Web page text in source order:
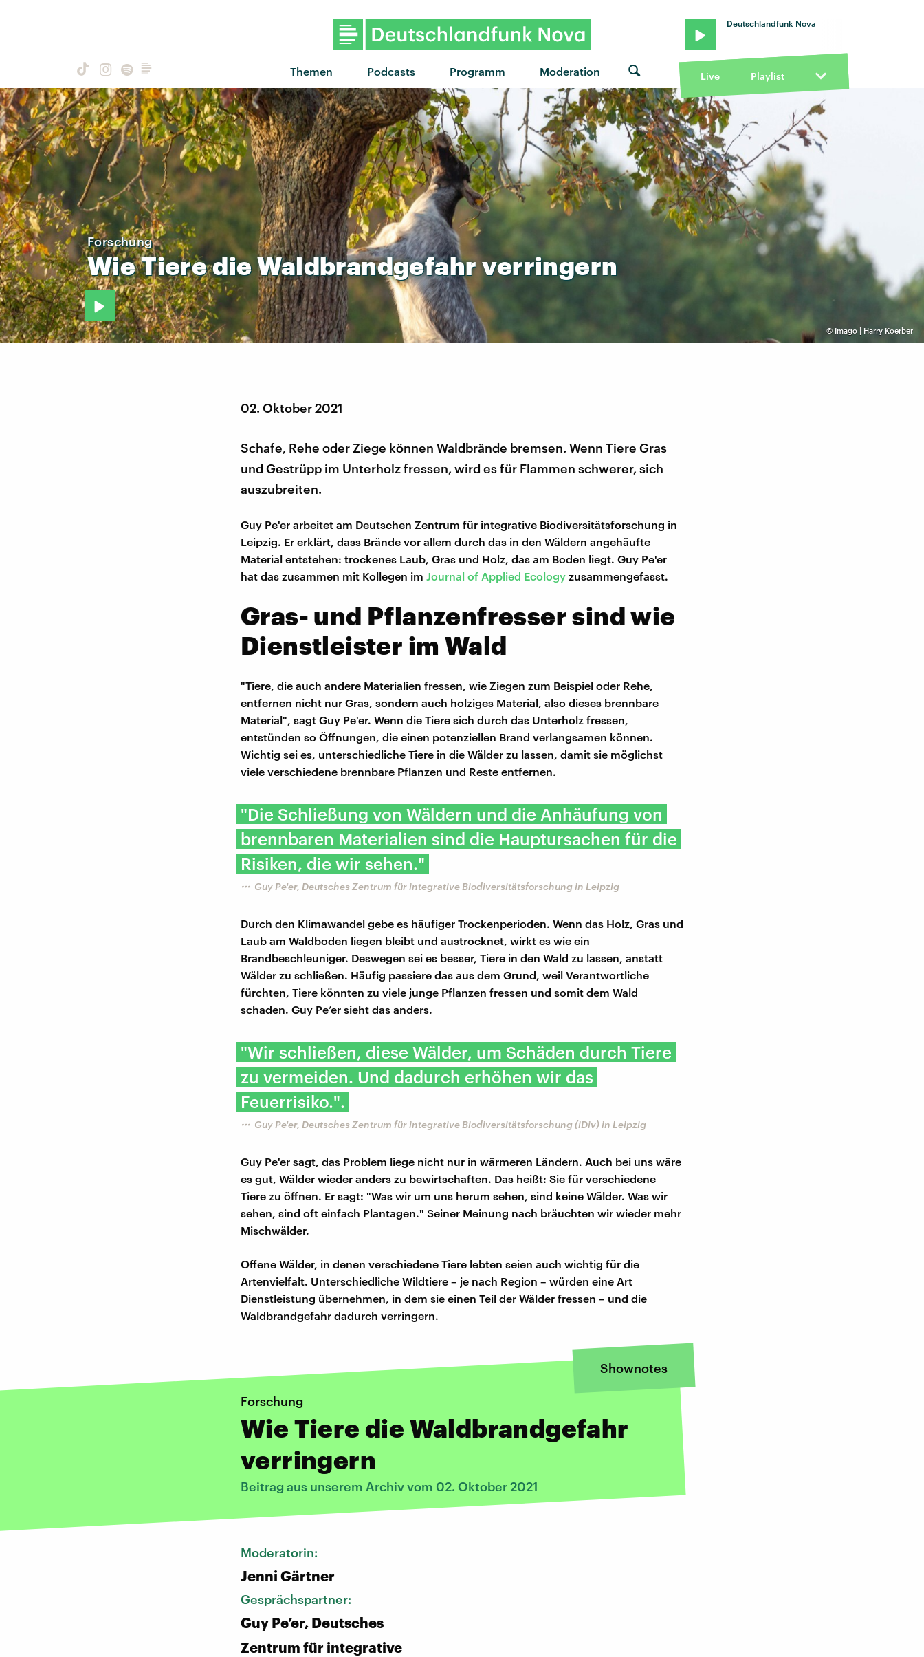
Themen Podcasts Programm Moderation
Deutschlandfunk Nova
Live Playlist
© Imago | Harry Koerber
Forschung
WieTieredie Waldbrandgefahr verringern
02. Oktober 2021
Schafe, Rehe oder Ziege können Waldbrände bremsen. Wenn Tiere Gras
und Gestrüpp im Unterholz fressen, wird es für Flammen schwerer, sich
auszubreiten.
Guy Pe'er arbeitet am Deutschen Zentrum für integrative Biodiversitätsforschung in
Leipzig. Er erklärt, dass Brände vor allem durch das in den Wäldern angehäufte
Material entstehen: trockenes Laub, Gras und Holz, das am Boden liegt. Guy Pe'er
hat das zusammen mit Kollegen im Journal of Applied Ecology zusammengefasst.
Gras- und Pflanzenfresser sind wie
Dienstleister im Wald
"Tiere, die auch andere Materialien fressen, wie Ziegen zum Beispiel oder Rehe,
entfernen nicht nur Gras, sondern auch holziges Material, also dieses brennbare
Material", sagt Guy Pe'er. Wenn die Tiere sich durch das Unterholz fressen,
entstünden so Öffnungen, die einen potenziellen Brand verlangsamen können.
Wichtig sei es, unterschiedliche Tiere in die Wälder zu lassen, damit sie möglichst
viele verschiedene brennbare Pflanzen und Reste entfernen.
"Die Schließung von Wäldern und die Anhäufung von
brennbaren Materialien sind die Hauptursachen für die
Risiken, die wir sehen."
Guy Pe'er, Deutsches Zentrum für integrative Biodiversitätsforschung in Leipzig
Durch den Klimawandel gebe es häufiger Trockenperioden. Wenn das Holz, Gras und
Laub am Waldboden liegen bleibt und austrocknet, wirkt es wie ein
Brandbeschleuniger. Deswegen sei es besser, Tiere in den Wald zu lassen, anstatt
Wälder zu schließen. Häufig passiere das aus dem Grund, weil Verantwortliche
fürchten, Tiere könnten zu viele junge Pflanzen fressen und somit dem Wald
schaden. Guy Pe’er sieht das anders.
"Wir schließen, diese Wälder, um Schäden durch Tiere
zu vermeiden. Und dadurch erhöhen wir das
Feuerrisiko.".
Guy Pe'er, Deutsches Zentrum für integrative Biodiversitätsforschung (iDiv) in Leipzig
Guy Pe'er sagt, das Problem liege nicht nur in wärmeren Ländern. Auch bei uns wäre
es gut, Wälder wieder anders zu bewirtschaften. Das heißt: Sie für verschiedene
Tiere zu öffnen. Er sagt: "Was wir um uns herum sehen, sind keine Wälder. Was wir
sehen, sind oft einfach Plantagen." Seiner Meinung nach bräuchten wir wieder mehr
Mischwälder.
Offene Wälder, in denen verschiedene Tiere lebten seien auch wichtig für die
Artenvielfalt. Unterschiedliche Wildtiere – je nach Region – würden eine Art
Dienstleistung übernehmen, in dem sie einen Teil der Wälder fressen – und die
Waldbrandgefahr dadurch verringern.
Shownotes
Forschung
Wie Tiere die Waldbrandgefahr
verringern
Beitrag aus unserem Archiv vom 02. Oktober 2021
Moderatorin:
Jenni Gärtner
Gesprächspartner:
Guy Pe’er, Deutsches
Zentrum für integrative